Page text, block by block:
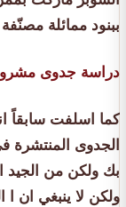
ببنود ممائلة
دراسة جدوى
كما اسلفت سابقاً
الجدوى المنتشرة
بك ولكن من الجيد
ولكن لا ينبغي ان ا